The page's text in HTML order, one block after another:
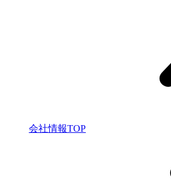
会社情報TOP